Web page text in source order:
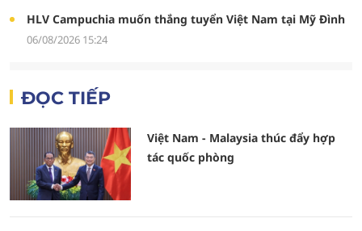
HLV Campuchia muốn thắng tuyển Việt Nam tại Mỹ Đình
06/08/2026 15:24
ĐỌC TIẾP
Việt Nam - Malaysia thúc đẩy hợp
tác quốc phòng